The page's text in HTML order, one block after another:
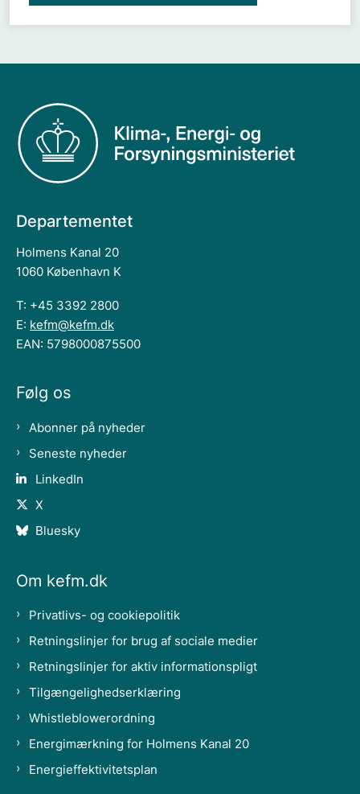
Departementet
Holmens Kanal 20
1060 København K
T: +45 3392 2800
E: kefm@kefm.dk
EAN: 5798000875500
Følg os
Abonner på nyheder
Seneste nyheder
LinkedIn
X
Bluesky
Om kefm.dk
Privatlivs- og cookiepolitik
Retningslinjer for brug af sociale medier
Retningslinjer for aktiv informationspligt
Tilgængelighedserklæring
Whistleblowerordning
Energimærkning for Holmens Kanal 20
Energieffektivitetsplan